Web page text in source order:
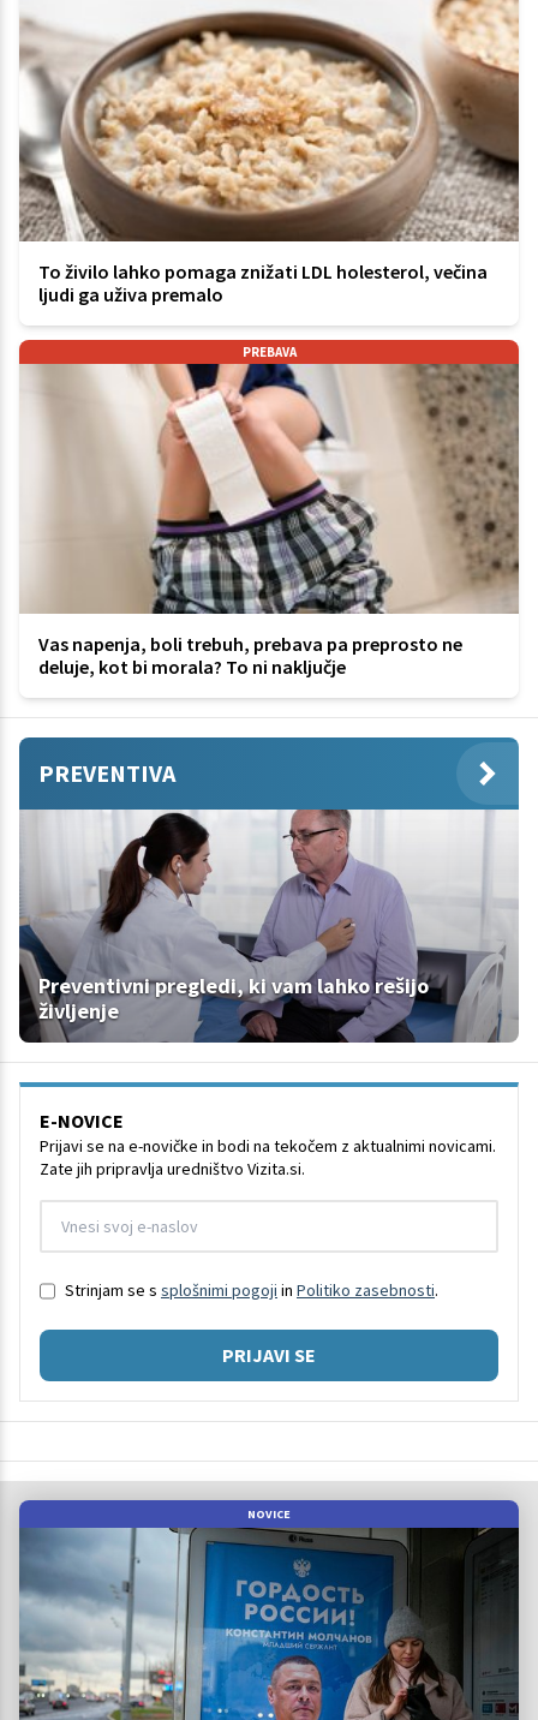
To živilo lahko pomaga znižati LDL holesterol, večina
ljudi ga uživa premalo
PREBAVA
Vas napenja, boli trebuh, prebava pa preprosto ne
deluje, kot bi morala? To ni naključje
PREVENTIVA
Preventivni pregledi, ki vam lahko rešijo
življenje
E-NOVICE
Prijavi se na e-novičke in bodi na tekočem z aktualnimi novicami.
Zate jih pripravlja uredništvo Vizita.si.
Strinjam se s splošnimi pogoji in Politiko zasebnosti.
PRIJAVI SE
NOVICE